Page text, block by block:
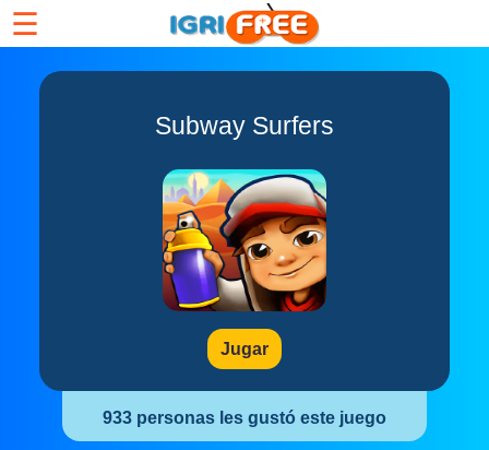
☰
Subway Surfers
Jugar
933 personas les gustó este juego